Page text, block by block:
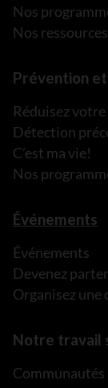
Nos
Nos ressources
Prévention
Réduisez
Détection
C’est ma vie!
Nos
Événements
Événements
Devenez
Organisez une
Notre travail
Communautés